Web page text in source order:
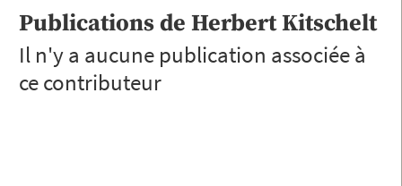
Publications de HerbertKitschelt
Il n'y a aucune publication associée à
ce contributeur